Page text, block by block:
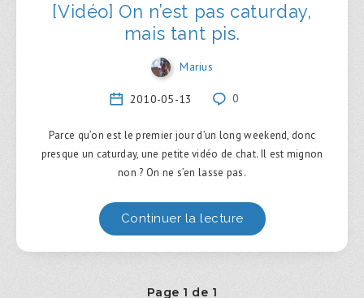
[Vidéo] On n’est pas caturday,
mais tant pis.
Marius
2010-05-13 0
Parce qu’on est le premier jour d’un long weekend, donc
presque un caturday, une petite vidéo de chat. Il est mignon
non ? On ne s’en lasse pas.
Continuer la lecture
Page 1 de 1